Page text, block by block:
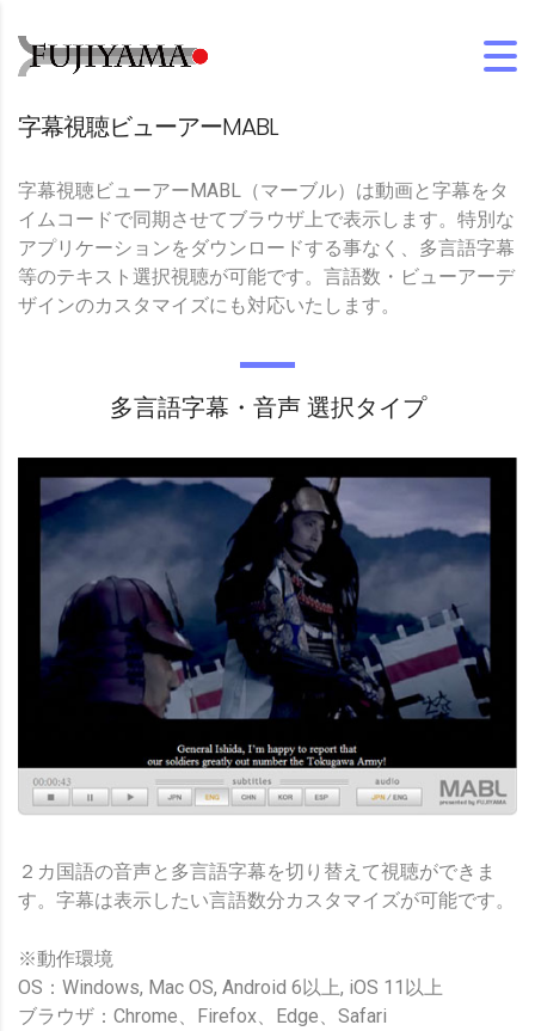
字幕視聴ビューアーMABL
字幕視聴ビューアーMABL（マーブル）は動画と字幕をタ
イムコードで同期させてブラウザ上で表示します。特別な
アプリケーションをダウンロードする事なく、多言語字幕
等のテキスト選択視聴が可能です。言語数・ビューアーデ
ザインのカスタマイズにも対応いたします。
多言語字幕・音声 選択タイプ
２カ国語の音声と多言語字幕を切り替えて視聴ができま
す。字幕は表示したい言語数分カスタマイズが可能です。
※動作環境
OS：Windows, Mac OS, Android 6以上, iOS 11以上
ブラウザ：Chrome、Firefox、Edge、Safari